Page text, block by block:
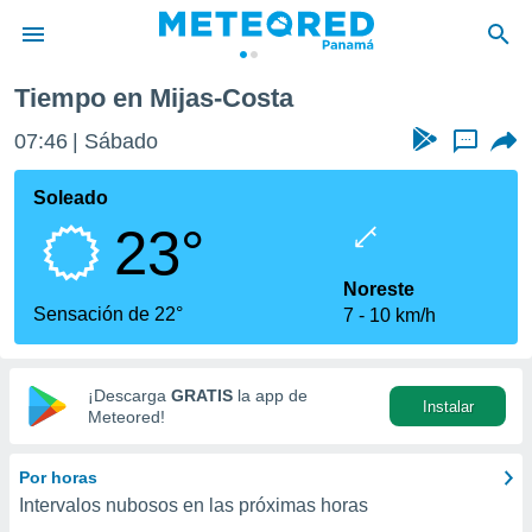
de
ha
calidad.
a este
las
y
digital
basada
Tiempo en Mijas-Costa
07:46 Sábado ...
Soleado
23°
Sensación de 22°
Noreste
7
10 km/h
¡Descarga GRATIS la app de
Meteored!
Instalar
Por horas
Intervalos nubosos en las próximas horas